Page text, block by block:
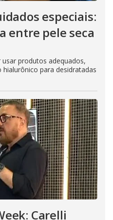
especiais:
entre pele seca
produtos adequados,
para desidratadas
Carelli